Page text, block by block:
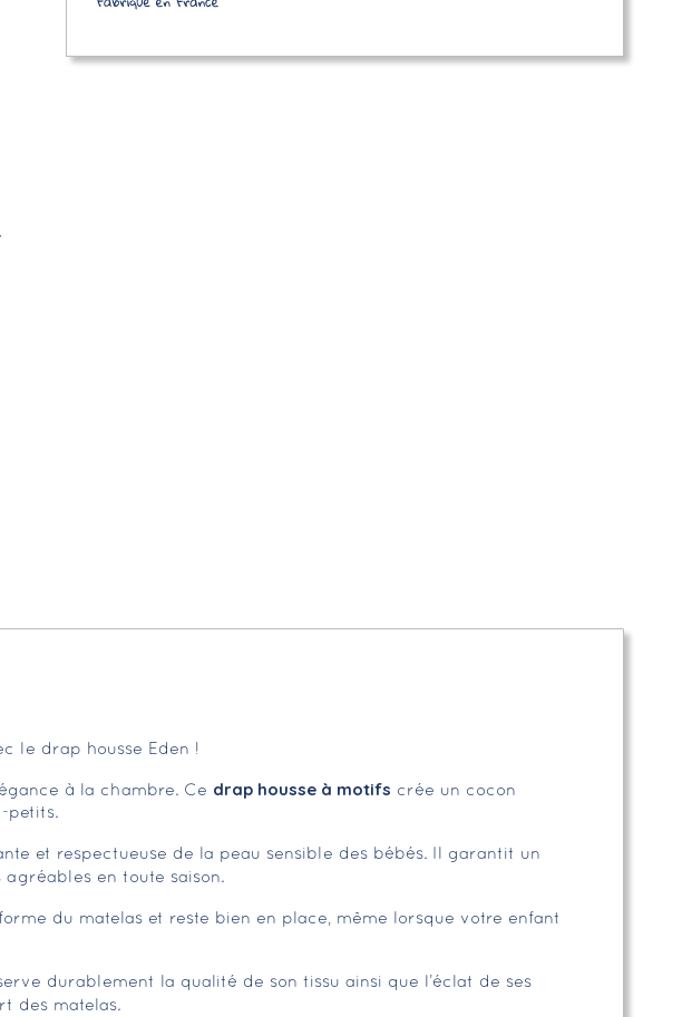
le drap housse Eden !
à la chambre. Ce drap housse à motifs crée un cocon
petits.
et respectueuse de la peau sensible des bébés. Il garantit un
en toute saison.
du matelas et reste bien en place, même lorsque votre enfant
durablement la qualité de son tissu ainsi que l’éclat de ses
des matelas.